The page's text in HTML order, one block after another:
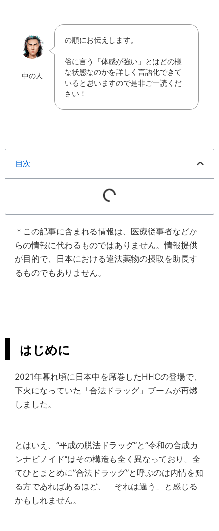
の順にお伝えします。
俗に言う「体感が強い」とはどの様
な状態なのかを詳しく言語化できて
いると思いますので是非ご一読くだ
さい！
中の人
目次
＊この記事に含まれる情報は、医療従事者などか
らの情報に代わるものではありません。情報提供
が目的で、日本における違法薬物の摂取を助長す
るものでもありません。
はじめに
2021年暮れ頃に日本中を席巻したHHCの登場で、
下火になっていた「合法ドラッグ」ブームが再燃
しました。
とはいえ、”平成の脱法ドラッグ”と”令和の合成カ
ンナビノイド”はその構造も全く異なっており、全
てひとまとめに”合法ドラッグ”と呼ぶのは内情を知
る方であればあるほど、「それは違う」と感じる
かもしれません。